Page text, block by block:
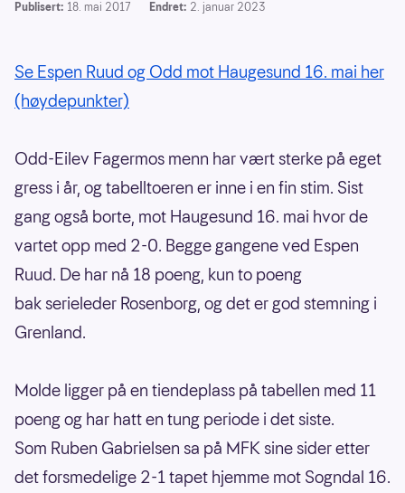
Publisert: 18. mai 2017 Endret: 2. januar 2023
Se Espen Ruud og Odd mot Haugesund 16. mai her
(høydepunkter)
Odd-Eilev Fagermos menn har vært sterke på eget
gress i år, og tabelltoeren er inne i en fin stim. Sist
gang også borte, mot Haugesund 16. mai hvor de
vartet opp med 2-0. Begge gangene ved Espen
Ruud. De har nå 18 poeng, kun to poeng
bak serieleder Rosenborg, og det er god stemning i
Grenland.
Molde ligger på en tiendeplass på tabellen med 11
poeng og har hatt en tung periode i det siste.
Som Ruben Gabrielsen sa på MFK sine sider etter
det forsmedelige 2-1 tapet hjemme mot Sogndal 16.